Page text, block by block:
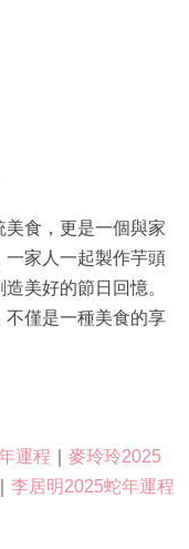
食，更是一個與家
一家人一起製作芋頭
美好的節日回憶。
僅是一種美食的享
運程
麥玲玲2025
李居明2025蛇年運程